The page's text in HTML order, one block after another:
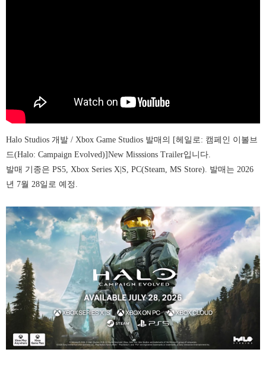
Halo Studios 개발 / Xbox Game Studios 발매의 [헤일로: 캠페인 이볼브
드(Halo: Campaign Evolved)]New Misssions Trailer입니다.
발매 기종은 PS5, Xbox Series X|S, PC(Steam, MS Store). 발매는 2026
년 7월 28일로 예정.